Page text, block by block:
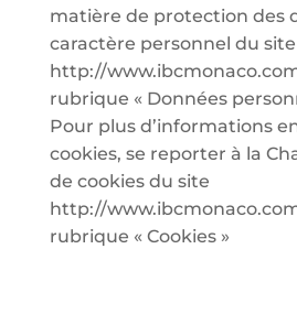
matière de protection des
caractère personnel du site
http://
rubrique « Données
Pour plus d’informations
cookies, se reporter à la
de cookies du site
http://
rubrique « Cookies »